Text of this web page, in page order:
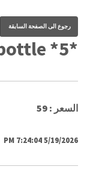
*5* Five Gallon Water bottle
السعر : 59
5/19/2026 7:24:04 PM